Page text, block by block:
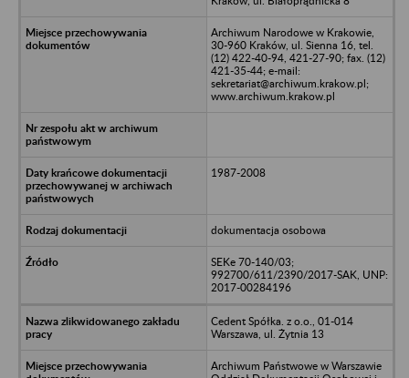
Archiwum Narodowe w Krakowie,
30-960 Kraków, ul. Sienna 16, tel.
(12) 422-40-94, 421-27-90; fax. (12)
421-35-44; e-mail:
sekretariat@archiwum.krakow.pl;
www.archiwum.krakow.pl
1987-2008
dokumentacja osobowa
SEKe 70-140/03;
992700/611/2390/2017-SAK, UNP:
2017-00284196
Cedent Spółka. z o.o., 01-014
Warszawa, ul. Żytnia 13
Archiwum Państwowe w Warszawie